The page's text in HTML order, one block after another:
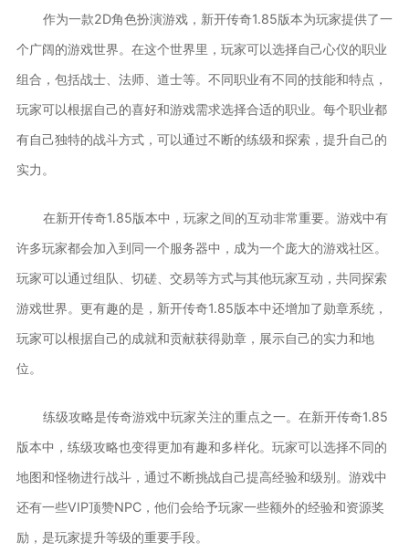
作为一款2D角色扮演游戏，新开传奇1.85版本为玩家提供了一
个广阔的游戏世界。在这个世界里，玩家可以选择自己心仪的职业
组合，包括战士、法师、道士等。不同职业有不同的技能和特点，
玩家可以根据自己的喜好和游戏需求选择合适的职业。每个职业都
有自己独特的战斗方式，可以通过不断的练级和探索，提升自己的
实力。
在新开传奇1.85版本中，玩家之间的互动非常重要。游戏中有
许多玩家都会加入到同一个服务器中，成为一个庞大的游戏社区。
玩家可以通过组队、切磋、交易等方式与其他玩家互动，共同探索
游戏世界。更有趣的是，新开传奇1.85版本中还增加了勋章系统，
玩家可以根据自己的成就和贡献获得勋章，展示自己的实力和地
位。
练级攻略是传奇游戏中玩家关注的重点之一。在新开传奇1.85
版本中，练级攻略也变得更加有趣和多样化。玩家可以选择不同的
地图和怪物进行战斗，通过不断挑战自己提高经验和级别。游戏中
还有一些VIP顶赞NPC，他们会给予玩家一些额外的经验和资源奖
励，是玩家提升等级的重要手段。